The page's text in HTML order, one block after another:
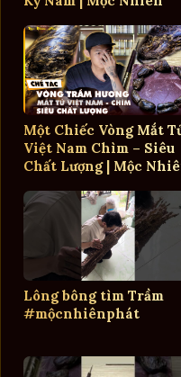
Một Chiếc Vòng Mắt
Việt Nam Chìm – Siêu
Chất Lượng | Mộc
Lông bông tìm Trầm
#mộcnhiênphát